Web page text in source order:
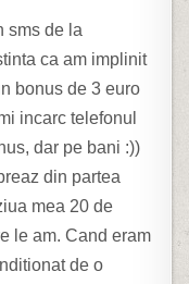
sms de la
ca am implinit
bonus de 3 euro
incarc telefonul
dar pe bani :))
din partea
mea 20 de
le am. Cand eram
de o